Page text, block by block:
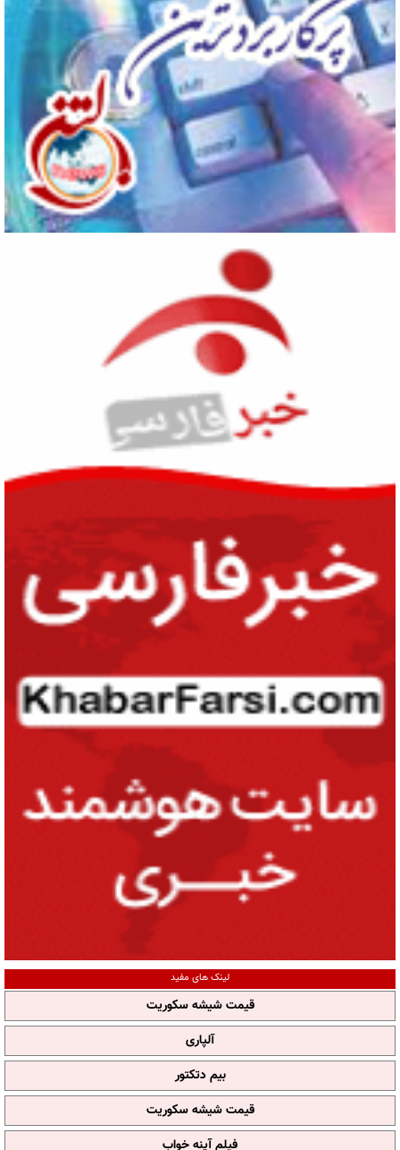
لینک های مفید
قیمت شیشه سکوریت
آلپاری
بیم دتکتور
قیمت شیشه سکوریت
فیلم آپنه خواب